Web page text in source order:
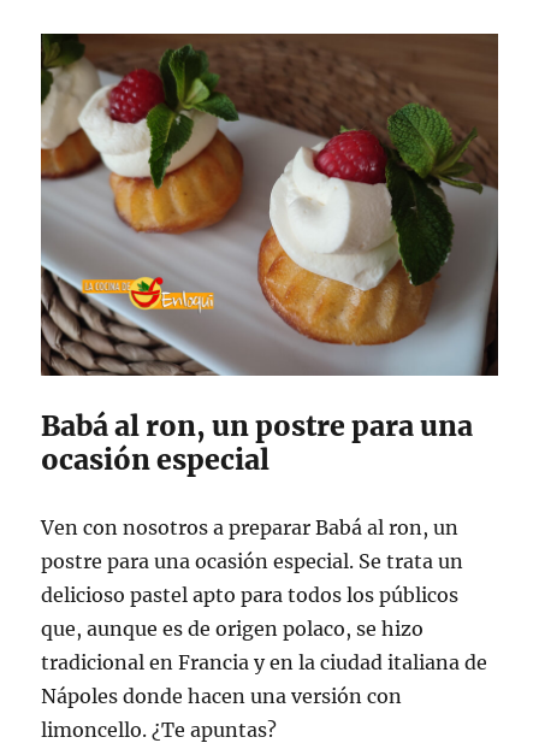
Babá al ron, un postre para una
ocasión especial
Ven con nosotros a preparar Babá al ron, un
postre para una ocasión especial. Se trata un
delicioso pastel apto para todos los públicos
que, aunque es de origen polaco, se hizo
tradicional en Francia y en la ciudad italiana de
Nápoles donde hacen una versión con
limoncello. ¿Te apuntas?